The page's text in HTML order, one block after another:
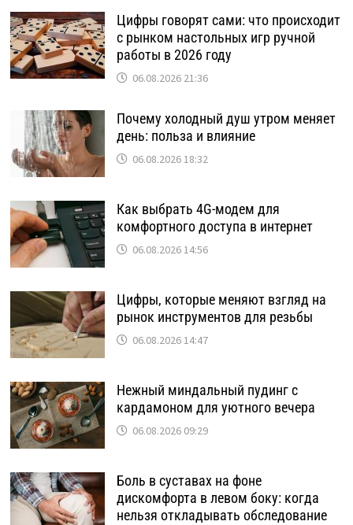
Цифры говорят сами: что происходит
с рынком настольных игр ручной
работы в 2026 году
06.08.2026 21:36
Почему холодный душ утром меняет
день: польза и влияние
06.08.2026 18:32
Как выбрать 4G-модем для
комфортного доступа в интернет
06.08.2026 14:56
Цифры, которые меняют взгляд на
рынок инструментов для резьбы
06.08.2026 14:47
Нежный миндальный пудинг с
кардамоном для уютного вечера
06.08.2026 09:29
Боль в суставах на фоне
дискомфорта в левом боку: когда
нельзя откладывать обследование